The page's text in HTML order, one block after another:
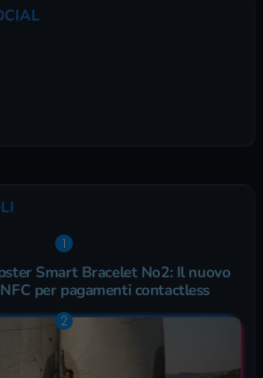
Smart Bracelet No2: Il nuovo
per pagamenti contactless